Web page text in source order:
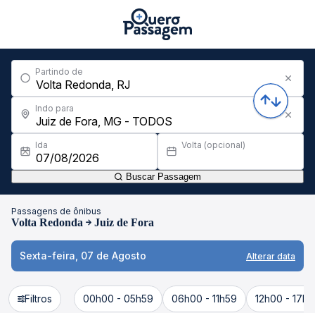
Partindo de
Indo para
Ida Volta (opcional)
Buscar Passagem
Passagens de ônibus
Volta Redonda Juiz de Fora
Sexta-feira, 07 de Agosto Alterar data
Filtros 00h00 - 05h59 06h00 - 11h59 12h00 -